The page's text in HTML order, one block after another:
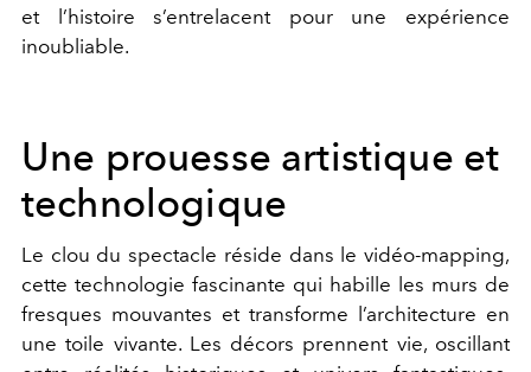
et l’histoire s’entrelacent pour une expérience
inoubliable.
Une prouesse artistique et
technologique
Le clou du spectacle réside dans le vidéo-mapping,
cette technologie fascinante qui habille les murs de
fresques mouvantes et transforme l’architecture en
une toile vivante. Les décors prennent vie, oscillant